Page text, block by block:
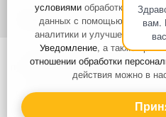
вам.
Задать вопрос Контакты
Интернет-сайт носит
публичной офертой, которая
Гражданского кодекса РФ.
стоимости товаров, указанных
быть изменена в одностороннем
условиями обработки cookie-
данных с помощью
аналитики и улучшения
Уведомление, а также
отношении обработки
действия можно в